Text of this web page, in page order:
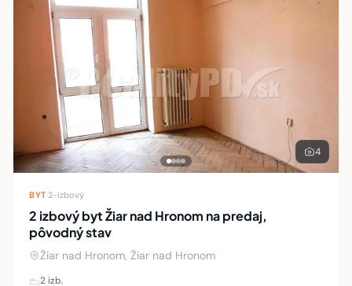
4
BYT· 2-izbový
2 izbový byt Žiar nad Hronom na predaj,
pôvodný stav
Žiar nad Hronom, Žiar nad Hronom
2 izb.